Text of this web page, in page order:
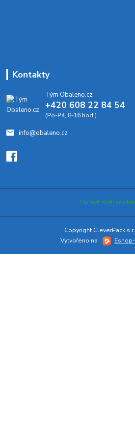
Kontakty
Tým Obaleno.cz
+420 608 22 84 54
(Po-Pá, 8-16 hod.)
info@obaleno.cz
Upravit sběr
Copyright CleverPack
Vytvořeno na